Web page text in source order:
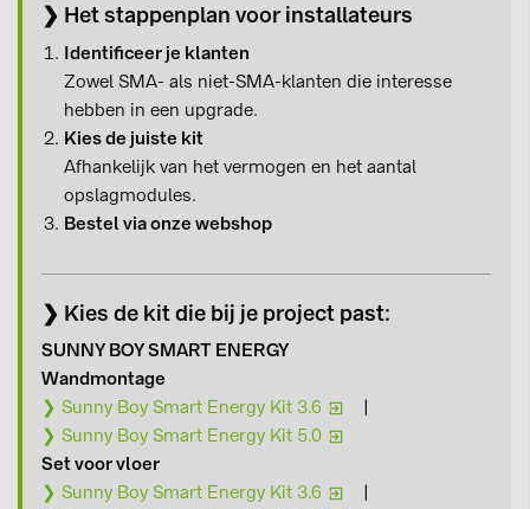
❯ Het stappenplan voor installateurs
Identificeer je klanten
Zowel SMA- als niet-SMA-klanten die interesse
hebben in een upgrade.
Kies de juiste kit
Afhankelijk van het vermogen en het aantal
opslagmodules.
Bestel via onze webshop
❯ Kies de kit die bij je project past:
SUNNY BOY SMART ENERGY
Wandmontage
❯ Sunny Boy Smart Energy Kit 3.6
|
❯ Sunny Boy Smart Energy Kit 5.0
Set voor vloer
❯ Sunny Boy Smart Energy Kit 3.6
|